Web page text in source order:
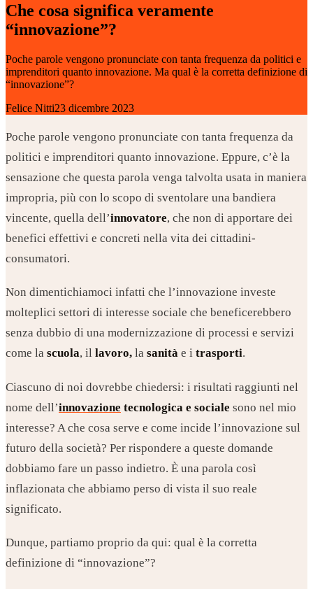
Che cosa significa veramente
“innovazione”?
Poche parole vengono pronunciate con tanta frequenza da politici e
imprenditori quanto innovazione. Ma qual è la corretta definizione di
“innovazione”?
Felice Nitti23 dicembre 2023
Poche parole vengono pronunciate con tanta frequenza da
politici e imprenditori quanto innovazione. Eppure, c’è la
sensazione che questa parola venga talvolta usata in maniera
impropria, più con lo scopo di sventolare una bandiera
vincente, quella dell’innovatore, che non di apportare dei
benefici effettivi e concreti nella vita dei cittadini-
consumatori.
Non dimentichiamoci infatti che l’innovazione investe
molteplici settori di interesse sociale che beneficerebbero
senza dubbio di una modernizzazione di processi e servizi
come la scuola, il lavoro, la sanità e i trasporti.
Ciascuno di noi dovrebbe chiedersi: i risultati raggiunti nel
nome dell’innovazione tecnologica e sociale sono nel mio
interesse? A che cosa serve e come incide l’innovazione sul
futuro della società? Per rispondere a queste domande
dobbiamo fare un passo indietro. È una parola così
inflazionata che abbiamo perso di vista il suo reale
significato.
Dunque, partiamo proprio da qui: qual è la corretta
definizione di “innovazione”?